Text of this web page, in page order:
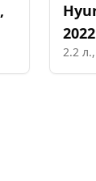
,
2022
2.2 л.,